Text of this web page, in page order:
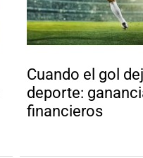
Cuando el gol
deporte:
financieros